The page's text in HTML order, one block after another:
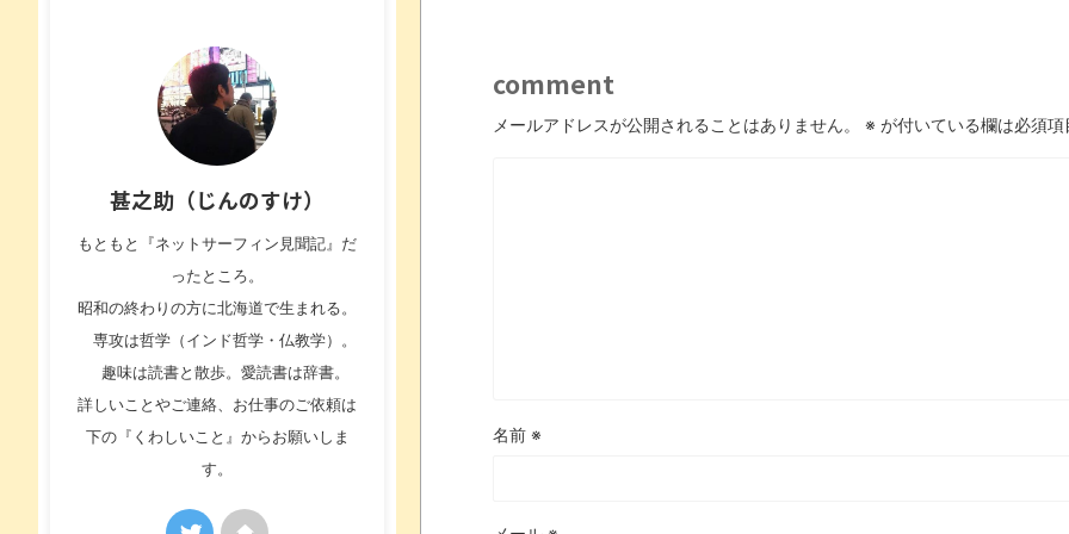
comment
メールアドレスが公開されることはありません。 ※ が付いている欄は必須項
名前 ※
甚之助（じんのすけ）
もともと『ネットサーフィン見聞記』だ
ったところ。
昭和の終わりの方に北海道で生まれる。
専攻は哲学（インド哲学・仏教学）。
趣味は読書と散歩。愛読書は辞書。
詳しいことやご連絡、お仕事のご依頼は
下の『くわしいこと』からお願いしま
す。